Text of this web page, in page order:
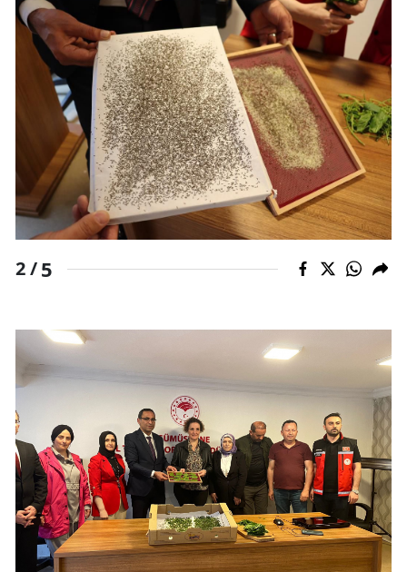
Yozgat
Zonguldak
Aksaray
Bayburt
Karaman
Kırıkkale
Bartın
Ardahan
Iğdır
Yalova
Karabük
Kilis
Osmaniye
2 /5